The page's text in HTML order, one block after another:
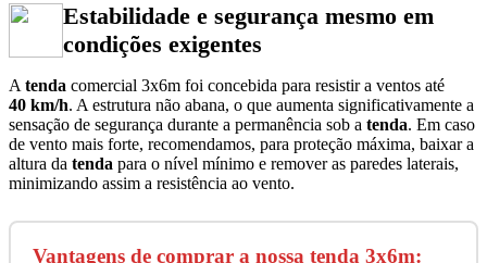
Estabilidade e segurança mesmo em
condições exigentes
A tenda comercial 3x6m foi concebida para resistir a ventos até
40 km/h. A estrutura não abana, o que aumenta significativamente a
sensação de segurança durante a permanência sob a tenda. Em caso
de vento mais forte, recomendamos, para proteção máxima, baixar a
altura da tenda para o nível mínimo e remover as paredes laterais,
minimizando assim a resistência ao vento.
Vantagens de comprar a nossa tenda 3x6m: